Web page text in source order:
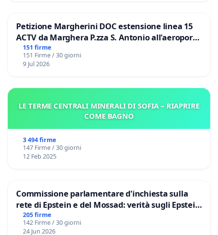
Petizione Margherini DOC estensione linea 15
ACTV da Marghera P.zza S. Antonio all'aeroporto
Marco Polo tariffa a € 1,50
151 firme
151 Firme / 30 giorni
9 Jul 2026
LE TERME CENTRALI MINERALI DI SOFIA – RIAPRIRE
COME BAGNO
3 494 firme
147 Firme / 30 giorni
12 Feb 2025
Commissione parlamentare d'inchiesta sulla
rete di Epstein e del Mossad: verità sugli Epstein
Files
205 firme
142 Firme / 30 giorni
24 Jun 2026